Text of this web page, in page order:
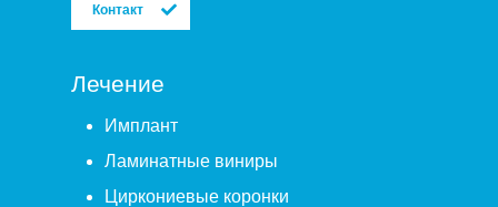
Контакт
Лечение
Имплант
Ламинатные виниры
Циркониевые коронки